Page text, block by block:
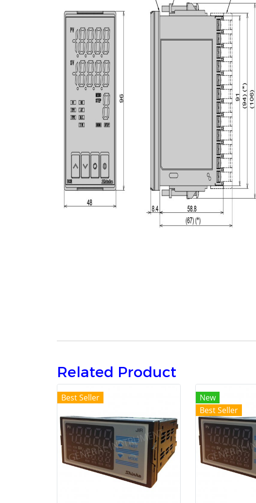
Related Product
Best Seller
New
Best Seller